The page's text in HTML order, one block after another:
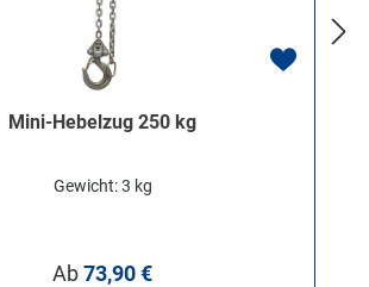
Mini-Hebelzug 250 kg
Gewicht: 3 kg
Regulärer Preis:
Ab73,90 €